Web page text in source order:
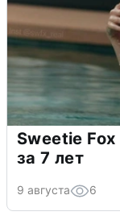
Sweetie
за 7 лет
9 августа 6